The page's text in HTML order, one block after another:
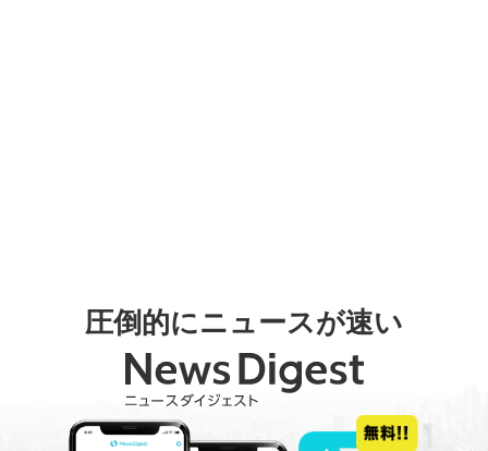
圧倒的にニュースが速い